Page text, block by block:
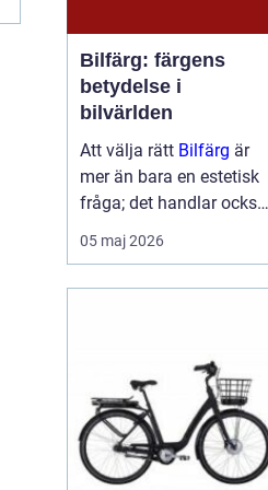
Bilfärg: färgens
betydelse i
bilvärlden
Att välja rätt Bilfärg är
mer än bara en estetisk
fråga; det handlar också
om att förstå hur val av
färg kan påverka bilens
05 maj 2026